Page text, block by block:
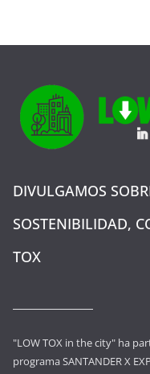
DIVULGAMOS
SOSTENIBILIDAD,
TOX
"LOW TOX in the city" ha
programa SANTANDER X